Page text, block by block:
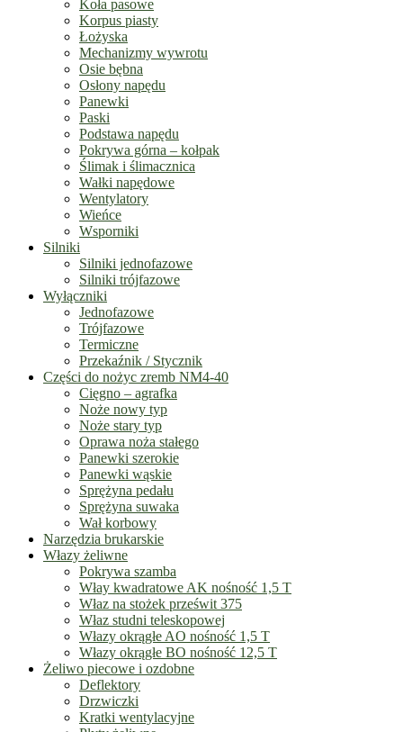
Koła pasowe
Korpus piasty
Łożyska
Mechanizmy wywrotu
Osie bębna
Osłony napędu
Panewki
Paski
Podstawa napędu
Pokrywa górna – kołpak
Ślimak i ślimacznica
Wałki napędowe
Wentylatory
Wieńce
Wsporniki
Silniki
Silniki jednofazowe
Silniki trójfazowe
Wyłączniki
Jednofazowe
Trójfazowe
Termiczne
Przekaźnik / Stycznik
Części do nożyc zremb NM4-40
Cięgno – agrafka
Noże nowy typ
Noże stary typ
Oprawa noża stałego
Panewki szerokie
Panewki wąskie
Sprężyna pedału
Sprężyna suwaka
Wał korbowy
Narzędzia brukarskie
Włazy żeliwne
Pokrywa szamba
Włay kwadratowe AK nośność 1,5 T
Właz na stożek prześwit 375
Właz studni teleskopowej
Włazy okrągłe AO nośność 1,5 T
Włazy okrągłe BO nośność 12,5 T
Żeliwo piecowe i ozdobne
Deflektory
Drzwiczki
Kratki wentylacyjne